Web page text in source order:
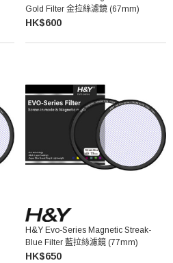
Gold Filter 金拉絲濾鏡 (67mm)
HK$600
H&Y Evo-Series Magnetic Streak-
Blue Filter 藍拉絲濾鏡 (77mm)
HK$650